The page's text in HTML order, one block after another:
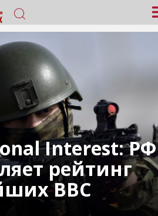
Interest: РФ
рейтинг
ВВС